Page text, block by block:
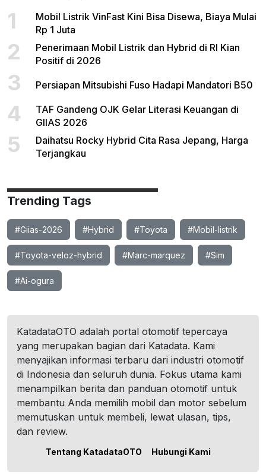
1
Mobil Listrik VinFast Kini Bisa Disewa, Biaya Mulai
Rp 1 Juta
2
Penerimaan Mobil Listrik dan Hybrid di RI Kian
Positif di 2026
3 Persiapan Mitsubishi Fuso Hadapi Mandatori B50
4
TAF Gandeng OJK Gelar Literasi Keuangan di
GIIAS 2026
5
Daihatsu Rocky Hybrid Cita Rasa Jepang, Harga
Terjangkau
Trending Tags
#Giias-2026 #Hybrid #Toyota #Mobil-listrik
#Toyota-veloz-hybrid #Marc-marquez #Sim
#Ai-ogura
KatadataOTO adalah portal otomotif tepercaya
yang merupakan bagian dari Katadata. Kami
menyajikan informasi terbaru dari industri otomotif
di Indonesia dan seluruh dunia. Fokus utama kami
menampilkan berita dan panduan otomotif untuk
membantu Anda memilih mobil dan motor sebelum
memutuskan untuk membeli, lewat ulasan, tips,
dan review.
Tentang KatadataOTO Hubungi Kami